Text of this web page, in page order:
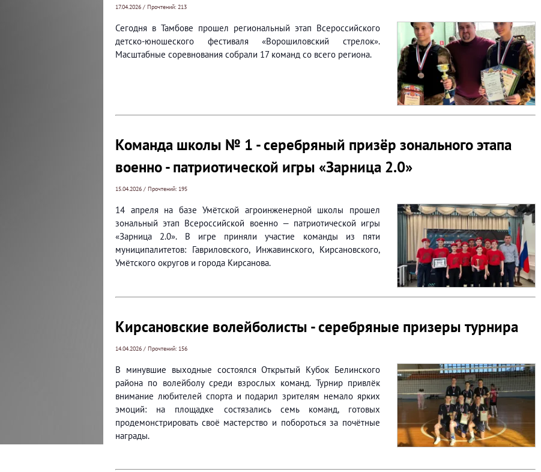
17.04.2026 / Прочтений: 213
Сегодня в Тамбове прошел региональный этап Всероссийского
детско-юношеского фестиваля «Ворошиловский стрелок».
Масштабные соревнования собрали 17 команд со всего региона.
Команда школы № 1 - серебряный призёр зонального этапа
военно - патриотической игры «Зарница 2.0»
15.04.2026 / Прочтений: 195
14 апреля на базе Умётской агроинженерной школы прошел
зональный этап Всероссийской военно — патриотической игры
«Зарница 2.0». В игре приняли участие команды из пяти
муниципалитетов: Гавриловского, Инжавинского, Кирсановского,
Умётского округов и города Кирсанова.
Кирсановские волейболисты - серебряные призеры турнира
14.04.2026 / Прочтений: 156
В минувшие выходные состоялся Открытый Кубок Белинского
района по волейболу среди взрослых команд. Турнир привлёк
внимание любителей спорта и подарил зрителям немало ярких
эмоций: на площадке состязались семь команд, готовых
продемонстрировать своё мастерство и побороться за почётные
награды.